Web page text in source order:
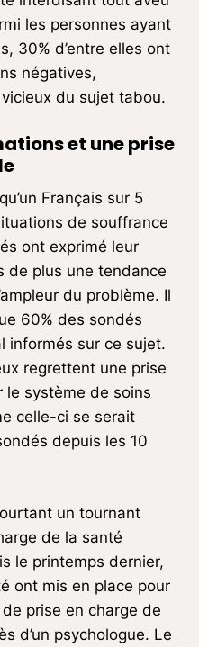
les personnes ayant
30% d’entre elles ont
négatives,
du sujet tabou.
et une prise
Français sur 5
de souffrance
ont exprimé leur
de plus une tendance
du problème. Il
60% des sondés
informés sur ce sujet.
regrettent une prise
le système de soins
celle-ci se serait
depuis les 10
un tournant
de la santé
le printemps dernier,
ont mis en place pour
prise en charge de
d’un psychologue. Le